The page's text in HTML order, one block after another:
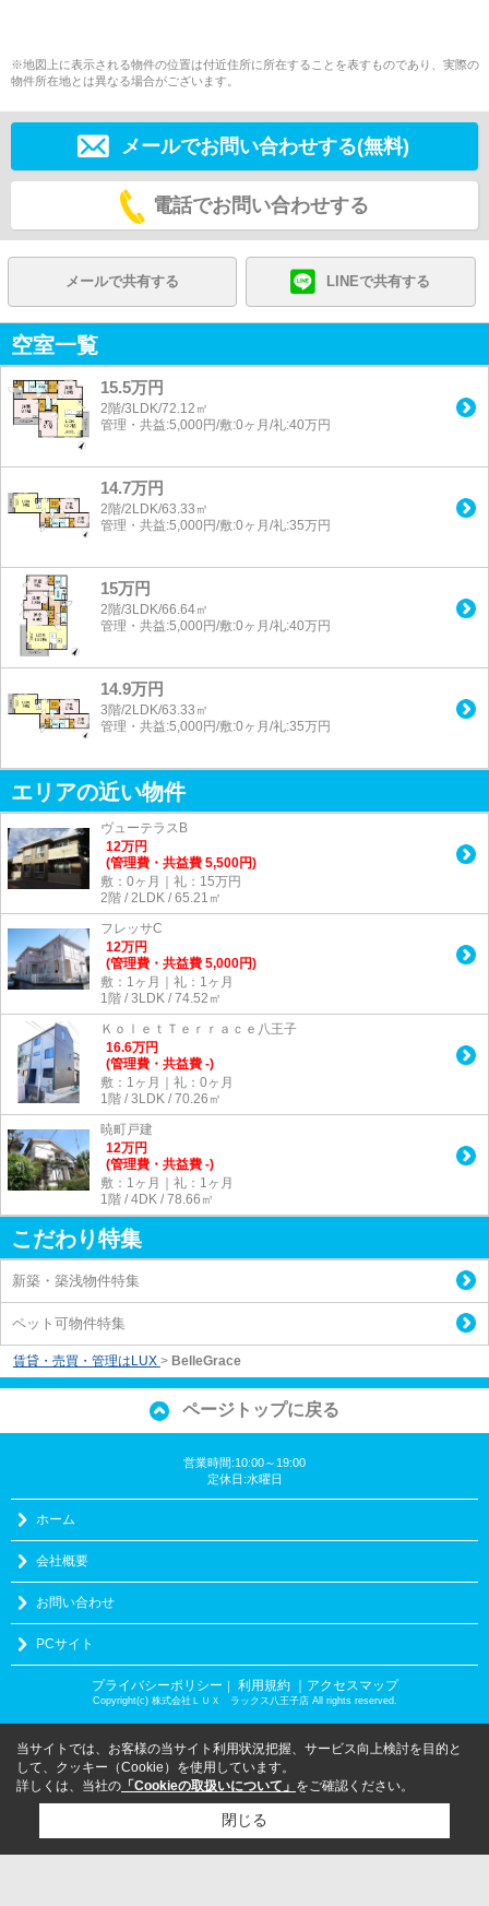
※地図上に表示される物件の位置は付近住所に所在することを表すものであり、実際の
物件所在地とは異なる場合がございます。
メールでお問い合わせする(無料)
電話でお問い合わせする
メールで共有する LINEで共有する
空室一覧
15.5万円
2階/3LDK/72.12㎡
管理・共益:5,000円/敷:0ヶ月/礼:40万円
14.7万円
2階/2LDK/63.33㎡
管理・共益:5,000円/敷:0ヶ月/礼:35万円
15万円
2階/3LDK/66.64㎡
管理・共益:5,000円/敷:0ヶ月/礼:40万円
14.9万円
3階/2LDK/63.33㎡
管理・共益:5,000円/敷:0ヶ月/礼:35万円
エリアの近い物件
ヴューテラスB
12万円
(管理費・共益費 5,500円)
敷：0ヶ月｜礼：15万円
2階 / 2LDK / 65.21㎡
フレッサC
12万円
(管理費・共益費 5,000円)
敷：1ヶ月｜礼：1ヶ月
1階 / 3LDK / 74.52㎡
ＫｏｌｅｔＴｅｒｒａｃｅ八王子
16.6万円
(管理費・共益費 -)
敷：1ヶ月｜礼：0ヶ月
1階 / 3LDK / 70.26㎡
暁町戸建
12万円
(管理費・共益費 -)
敷：1ヶ月｜礼：1ヶ月
1階 / 4DK / 78.66㎡
こだわり特集
新築・築浅物件特集
ペット可物件特集
賃貸・売買・管理はLUX > BelleGrace
ページトップに戻る
営業時間:10:00～19:00
定休日:水曜日
ホーム
会社概要
お問い合わせ
PCサイト
プライバシーポリシー ｜ 利用規約 ｜アクセスマップ
Copyright(c) 株式会社ＬＵＸ ラックス八王子店 All rights reserved.
当サイトでは、お客様の当サイト利用状況把握、サービス向上検討を目的と
して、クッキー（Cookie）を使用しています。
詳しくは、当社の 「Cookieの取扱いについて」 をご確認ください。
閉じる